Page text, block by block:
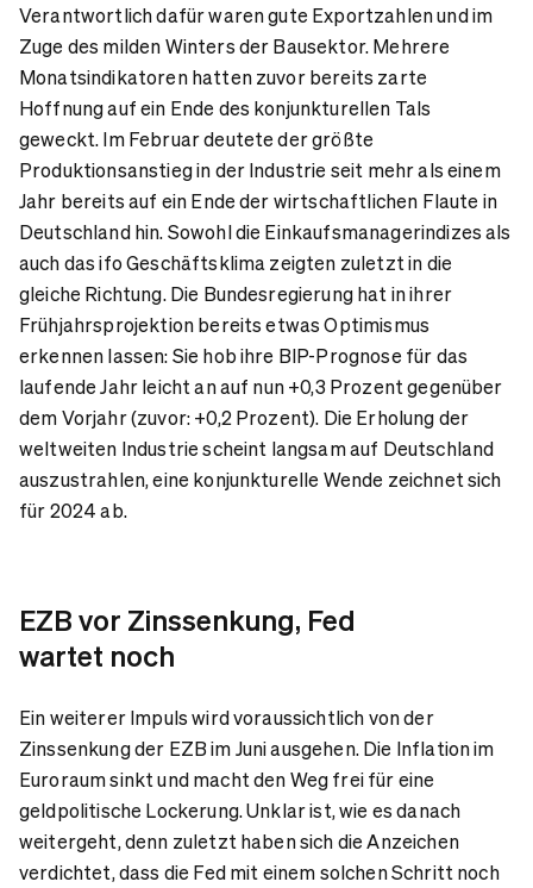
Verantwortlich dafür waren gute Exportzahlen und im
Zuge des milden Winters der Bausektor. Mehrere
Monatsindikatoren hatten zuvor bereits zarte
Hoffnung auf ein Ende des konjunkturellen Tals
geweckt. Im Februar deutete der größte
Produktionsanstieg in der Industrie seit mehr als einem
Jahr bereits auf ein Ende der wirtschaftlichen Flaute in
Deutschland hin. Sowohl die Einkaufsmanagerindizes als
auch das ifo Geschäftsklima zeigten zuletzt in die
gleiche Richtung. Die Bundesregierung hat in ihrer
Frühjahrsprojektion bereits etwas Optimismus
erkennen lassen: Sie hob ihre BIP-Prognose für das
laufende Jahr leicht an auf nun +0,3 Prozent gegenüber
dem Vorjahr (zuvor: +0,2 Prozent). Die Erholung der
weltweiten Industrie scheint langsam auf Deutschland
auszustrahlen, eine konjunkturelle Wende zeichnet sich
für 2024 ab.
EZB vor Zinssenkung, Fed
wartet noch
Ein weiterer Impuls wird voraussichtlich von der
Zinssenkung der EZB im Juni ausgehen. Die Inflation im
Euroraum sinkt und macht den Weg frei für eine
geldpolitische Lockerung. Unklar ist, wie es danach
weitergeht, denn zuletzt haben sich die Anzeichen
verdichtet, dass die Fed mit einem solchen Schritt noch